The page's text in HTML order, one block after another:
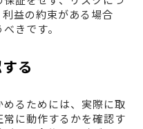
益の約束がある場合
きです。
る
るためには、実際に取
に動作するかを確認す